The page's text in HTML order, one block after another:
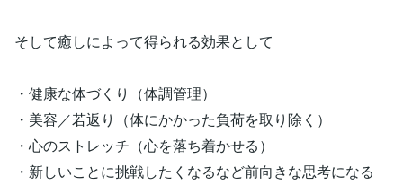
そして癒しによって得られる効果として
・健康な体づくり（体調管理）
・美容／若返り（体にかかった負荷を取り除く）
・心のストレッチ（心を落ち着かせる）
・新しいことに挑戦したくなるなど前向きな思考になる